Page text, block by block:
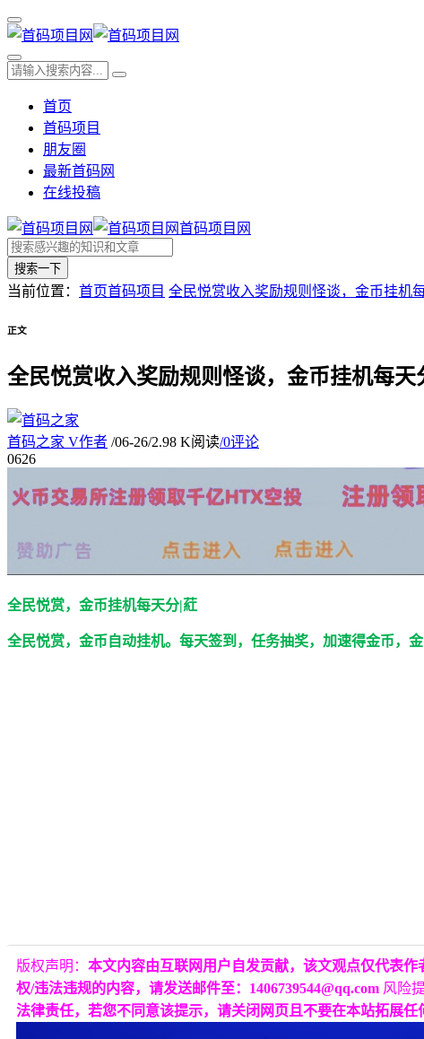
首页
首码项目
朋友圈
最新首码网
在线投稿
首码项目网
搜索一下
当前位置： 首页首码项目 全民悦赏收入奖励规则怪谈，金币挂机
正文
全民悦赏收入奖励规则怪谈，金币挂机每天
首码之家 V作者 /06-26/2.98 K阅读/0评论
0626
全民悦赏，金币挂机每天分|葒
全民悦赏，金币自动挂机。每天签到，任务抽奖，加速得金币，
版权声明： 本文内容由互联网用户自发贡献，该文观点仅代表
权/违法违规的内容，请发送邮件至：1406739544@qq.com 风险
法律责任，若您不同意该提示，请关闭网页且不要在本站拓展任